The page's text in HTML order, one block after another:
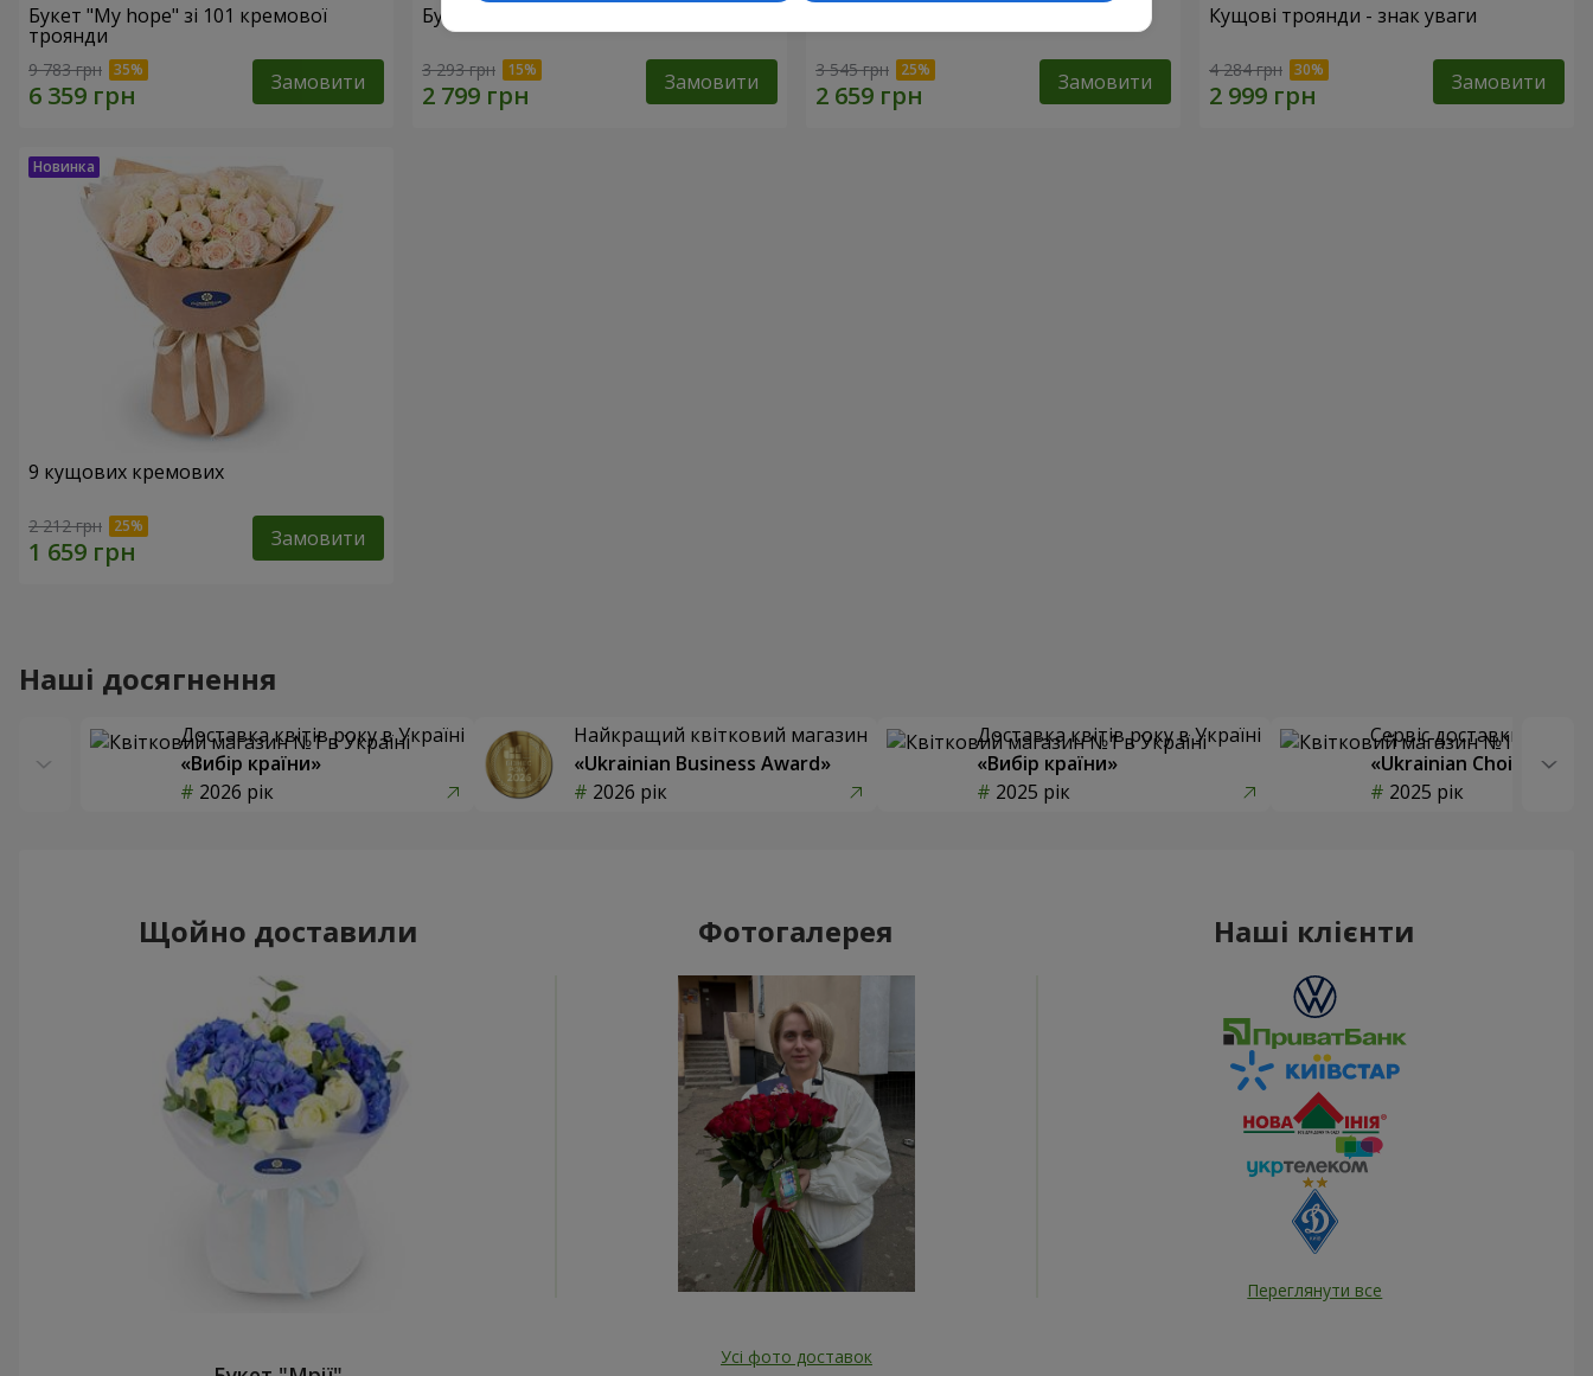
Букет "My hope" зі 101 кремової
троянди
9 783 грн Замовити
Букет "Nude Perfume"
3 293 грн Замовити 3 545 грн Замовити
Кущові троянди - знак уваги
4 284 грн Замовити
9 кущових кремових
2 212 грн Замовити
Наші досягнення
Доставка квітів року в Україні
«Вибір країни»
2026 рік
Найкращий квітковий магазин
«Ukrainian Business Award»
2026 рік
Доставка квітів року в Україні
«Вибір країни»
2025 рік
Сервіс доставки квітів
«Ukrainian Choice»
2025 рік
Щойно доставили Фотогалерея
Усі фото доставок
Наші клієнти
Переглянути все